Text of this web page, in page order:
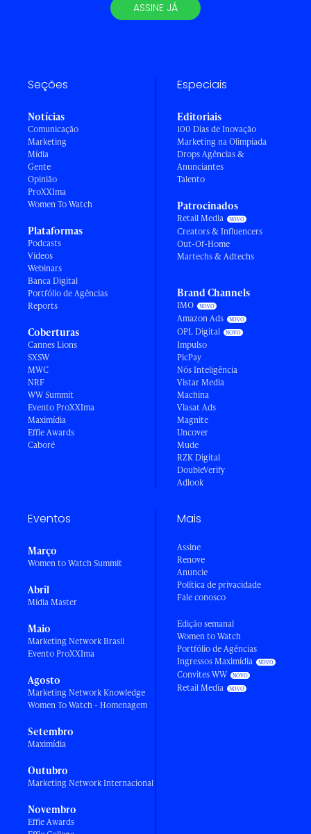
ASSINE JÁ
Seções
Notícias
Comunicação
Marketing
Mídia
Gente
Opinião
ProXXIma
Women To Watch
Plataformas
Podcasts
Vídeos
Webinars
Banca Digital
Portfólio de Agências
Reports
Coberturas
Cannes Lions
SXSW
MWC
NRF
WW Summit
Evento ProXXIma
Maximídia
Effie Awards
Caboré
Especiais
Editoriais
100 Dias de Inovação
Marketing na Olimpíada
Drops Agências &
Anunciantes
Talento
Patrocinados
Retail Media
Creators & Influencers
Out-Of-Home
Martechs & Adtechs
Brand Channels
IMO
Amazon Ads
OPL Digital
Impulso
PicPay
Nós Inteligência
Vistar Media
Machina
Viasat Ads
Magnite
Uncover
Mude
RZK Digital
DoubleVerify
Adlook
Eventos
Março
Women to Watch Summit
Abril
Mídia Master
Maio
Marketing Network Brasil
Evento ProXXIma
Agosto
Marketing Network Knowledge
Women To Watch - Homenagem
Setembro
Maximídia
Outubro
Marketing Network Internacional
Novembro
Effie Awards
Mais
Assine
Renove
Anuncie
Política de privacidade
Fale conosco
Edição semanal
Women to Watch
Portfólio de Agências
Ingressos Maximídia
Convites WW
Retail Media